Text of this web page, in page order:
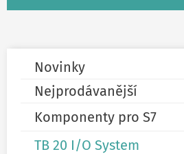
Novinky
Nejprodávanější
Komponenty pro S7
TB 20 I/O System